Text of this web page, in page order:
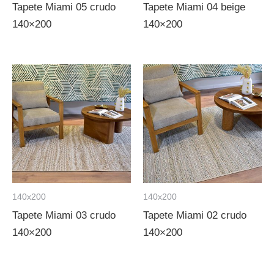
Tapete Miami 05 crudo
140×200
Tapete Miami 04 beige
140×200
140x200
Tapete Miami 03 crudo
140×200
140x200
Tapete Miami 02 crudo
140×200